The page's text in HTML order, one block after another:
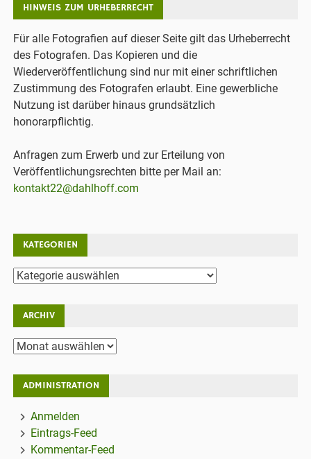
HINWEIS ZUM URHEBERRECHT
Für alle Fotografien auf dieser Seite gilt das Urheberrecht
des Fotografen. Das Kopieren und die
Wiederveröffentlichung sind nur mit einer schriftlichen
Zustimmung des Fotografen erlaubt. Eine gewerbliche
Nutzung ist darüber hinaus grundsätzlich
honorarpflichtig.
Anfragen zum Erwerb und zur Erteilung von
Veröffentlichungsrechten bitte per Mail an:
kontakt22@dahlhoff.com
KATEGORIEN
Kategorien
ARCHIV
Archiv
ADMINISTRATION
Anmelden
Eintrags-Feed
Kommentar-Feed